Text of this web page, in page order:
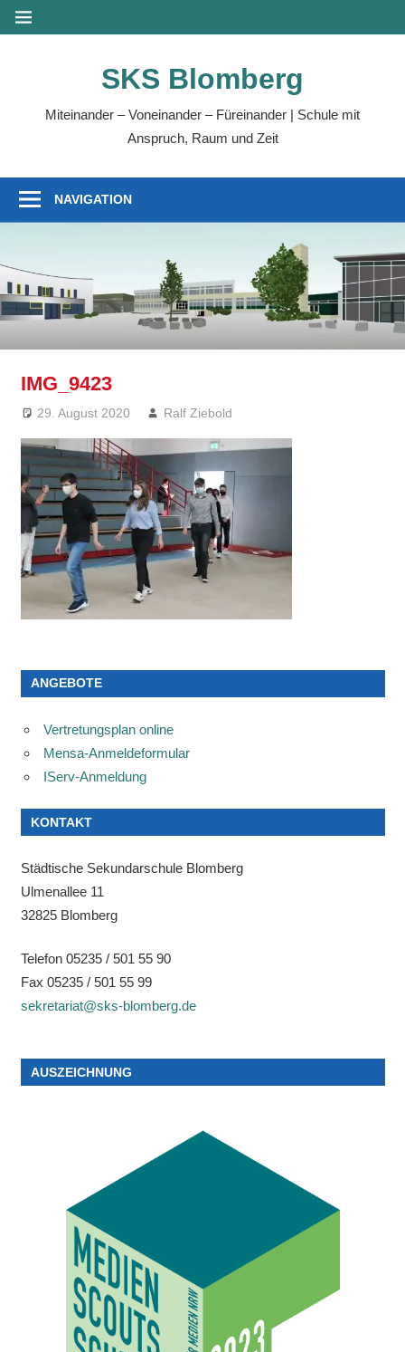
Zum
Inhalt
MENÜ
SKS Blomberg
Miteinander – Voneinander – Füreinander | Schule mit
Anspruch, Raum und Zeit
NAVIGATION
IMG_9423
29. August 2020 Ralf Ziebold
ANGEBOTE
Vertretungsplan online
Mensa-Anmeldeformular
IServ-Anmeldung
KONTAKT
Städtische Sekundarschule Blomberg
Ulmenallee 11
32825 Blomberg
Telefon 05235 / 501 55 90
Fax 05235 / 501 55 99
sekretariat@sks-blomberg.de
AUSZEICHNUNG